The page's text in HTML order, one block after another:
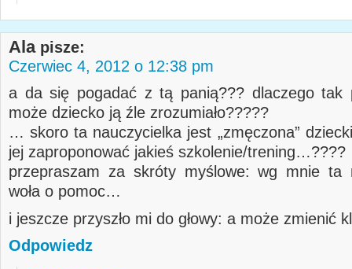
Ala pisze:
Czerwiec 4, 2012 o 12:38 pm
a da się pogadać z tą panią??? dlaczego tak
może dziecko ją źle zrozumiało?????
… skoro ta nauczycielka jest „zmęczona”
jej zaproponować jakieś szkolenie/trening…????
przepraszam za skróty myślowe: wg mnie ta
woła o pomoc…
i jeszcze przyszło mi do głowy: a może zmienić
Odpowiedz